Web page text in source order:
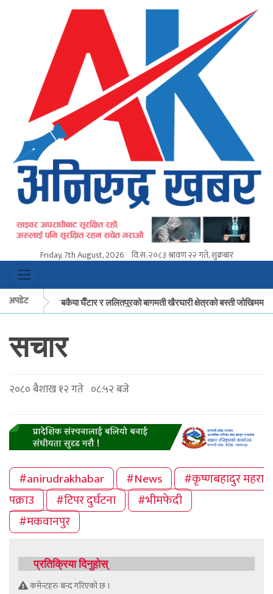
Friday, 7th August, 2026 वि.स.२०८३ श्रावण २२ गते, शुक्रबार
अपडेट
मकवानपुरको बकैया घैँटार र ललितपुरको बागमती खैरघारी क्षेत्रको बस्ती जोखिममा
मकवानपुरको बकैया घैँटार र ललितपुरको बागमती खैरघारी क्षेत्रको बस्ती जोखिममा
स‌चार
२०८० बैशाख १२ गते ०८:५२ बजे
#anirudrakhabar #News
#कृष्णबहादुर महरा
पक्राउ
#टिपर दुर्घटना
#भीमफेदी
#मकवानपुर
प्रतिक्रिया दिनुहोस्
कमेन्टहरु बन्द गरिएको छ ।